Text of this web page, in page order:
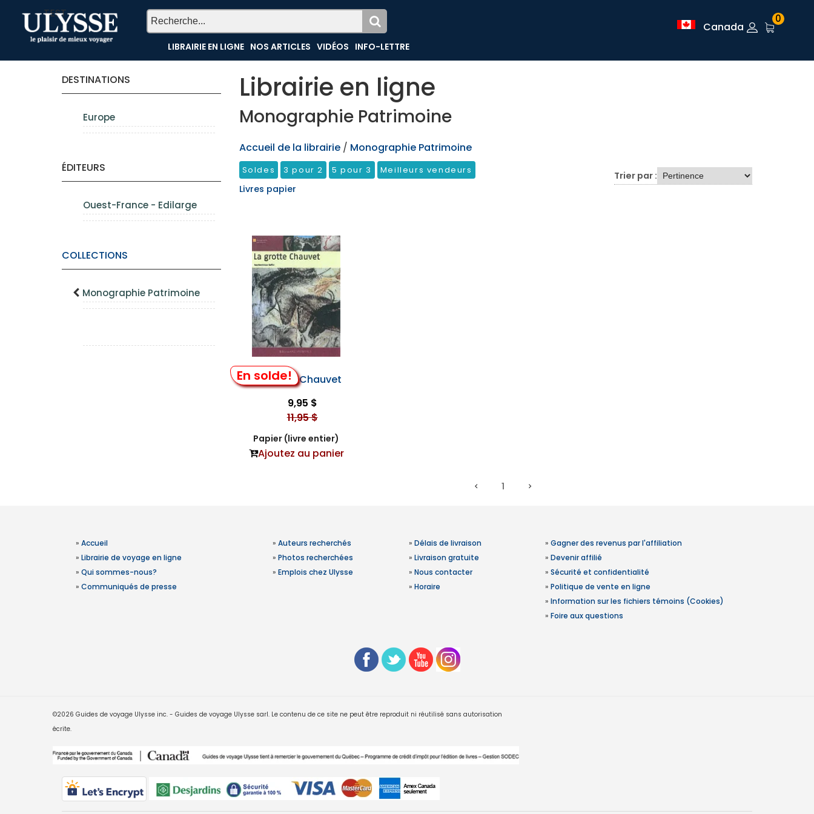
TEST
LIBRAIRIE EN LIGNE NOS ARTICLES VIDÉOS INFO-LETTRE
Canada
0
DESTINATIONS
Europe
ÉDITEURS
Ouest-France - Edilarge
COLLECTIONS
Monographie Patrimoine
Librairie en ligne
Monographie Patrimoine
Accueil de la librairie / Monographie Patrimoine
Soldes 3 pour 2 5 pour 3 Meilleurs vendeurs
Livres papier
Trier par :
En solde!
La Grotte Chauvet
9,95 $
11,95 $
Papier (livre entier)
Ajoutez au panier
1
» Accueil
» Librairie de voyage en ligne
» Qui sommes-nous?
» Communiqués de presse
» Auteurs recherchés
» Photos recherchées
» Emplois chez Ulysse
» Délais de livraison
» Livraison gratuite
» Nous contacter
» Horaire
» Gagner des revenus par l'affiliation
» Devenir affilié
» Sécurité et confidentialité
» Politique de vente en ligne
» Information sur les fichiers témoins (Cookies)
» Foire aux questions
©2026 Guides de voyage Ulysse inc. - Guides de voyage Ulysse sarl. Le contenu de ce site ne peut être reproduit ni réutilisé sans autorisation
écrite.